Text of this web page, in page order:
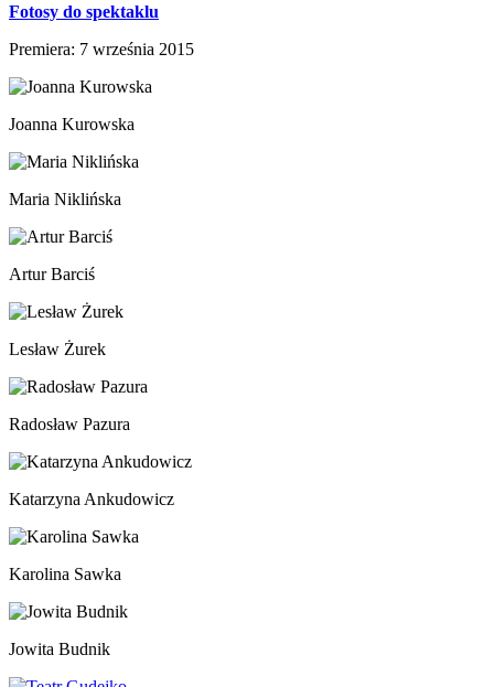
Fotosy do spektaklu
Premiera: 7 września 2015
Joanna Kurowska
Maria Niklińska
Artur Barciś
Lesław Żurek
Radosław Pazura
Katarzyna Ankudowicz
Karolina Sawka
Jowita Budnik